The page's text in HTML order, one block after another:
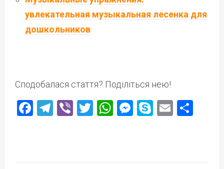
увлекательная музыкальная лесенка для
дошкольников
Сподобалася стаття? Поділіться нею!
Facebook
Telegram
ViberTwitter
WhatsApp
Messenger
Skype
Email